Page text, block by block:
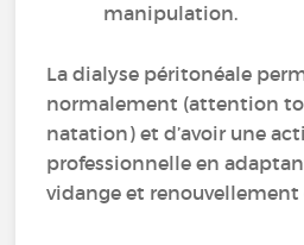
manipulation.
La dialyse péritonéale
normalement (attention
natation) et d’avoir une
professionnelle en
vidange et